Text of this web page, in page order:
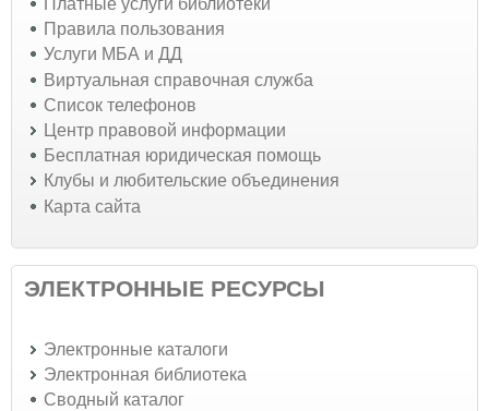
Платные услуги библиотеки
Правила пользования
Услуги МБА и ДД
Виртуальная справочная служба
Список телефонов
Центр правовой информации
Бесплатная юридическая помощь
Клубы и любительские объединения
Карта сайта
ЭЛЕКТРОННЫЕ РЕСУРСЫ
Электронные каталоги
Электронная библиотека
Сводный каталог